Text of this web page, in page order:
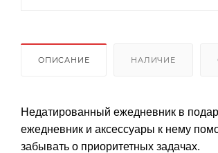
ОПИСАНИЕ НАЛИЧИЕ
Недатированный ежедневник в
ежедневник и аксессуары к нему
забывать о приоритетных задачах.